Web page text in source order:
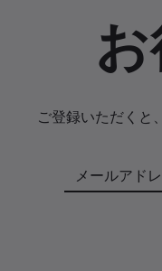
ご登録いただくと
メールアド